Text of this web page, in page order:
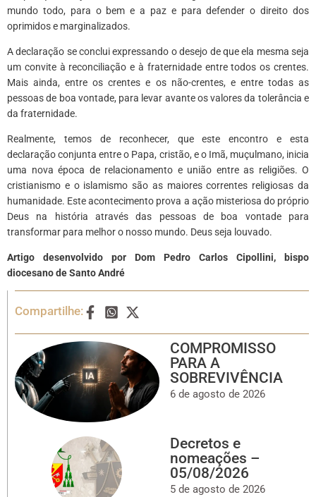
mundo todo, para o bem e a paz e para defender o direito dos
oprimidos e marginalizados.
A declaração se conclui expressando o desejo de que ela mesma seja
um convite à reconciliação e à fraternidade entre todos os crentes.
Mais ainda, entre os crentes e os não-crentes, e entre todas as
pessoas de boa vontade, para levar avante os valores da tolerância e
da fraternidade.
Realmente, temos de reconhecer, que este encontro e esta
declaração conjunta entre o Papa, cristão, e o Imã, muçulmano, inicia
uma nova época de relacionamento e união entre as religiões. O
cristianismo e o islamismo são as maiores correntes religiosas da
humanidade. Este acontecimento prova a ação misteriosa do próprio
Deus na história através das pessoas de boa vontade para
transformar para melhor o nosso mundo. Deus seja louvado.
Artigo desenvolvido por Dom Pedro Carlos Cipollini, bispo
diocesano de Santo André
Compartilhe:
COMPROMISSO
PARA A
SOBREVIVÊNCIA
6 de agosto de 2026
Decretos e
nomeações –
05/08/2026
5 de agosto de 2026